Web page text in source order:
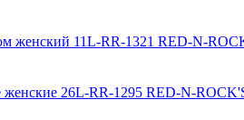
женский 11L-RR-1321 RED-N-
26L-RR-1295 RED-N-